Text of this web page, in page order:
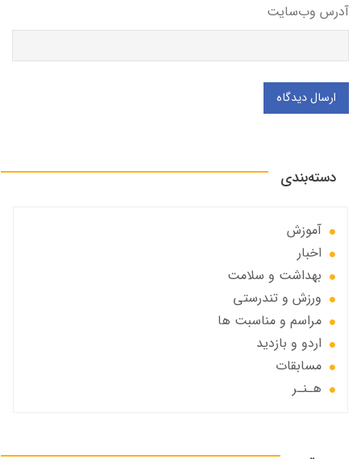
آدرس وب‌سایت
ارسال دیدگاه
دسته‌بندی
آموزش
اخبار
بهداشت و سلامت
ورزش و تندرستی
مراسم و مناسبت ها
اردو و بازدید
مسابقات
هـنـر